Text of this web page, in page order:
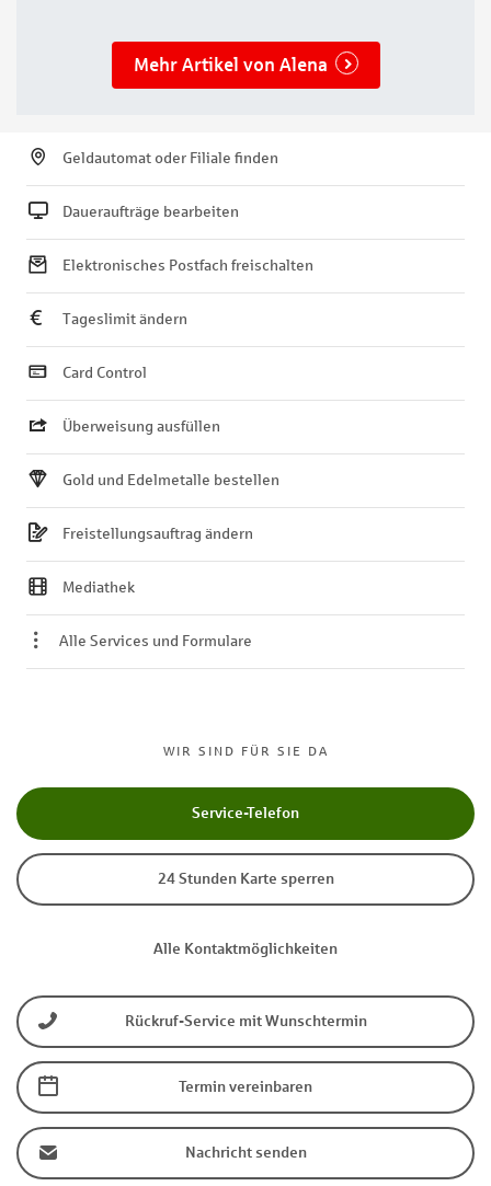
Mehr Artikel von Alena
WIR SIND FÜR SIE DA
Service-Telefon
24 Stunden Karte sperren
Alle Kontaktmöglichkeiten
Rückruf-Service mit Wunschtermin
Termin vereinbaren
Nachricht senden
Geldautomat oder Filiale finden
Daueraufträge bearbeiten
Elektronisches Postfach freischalten
Tageslimit ändern
Card Control
Überweisung ausfüllen
Gold und Edelmetalle bestellen
Freistellungsauftrag ändern
Mediathek
Alle Services und Formulare